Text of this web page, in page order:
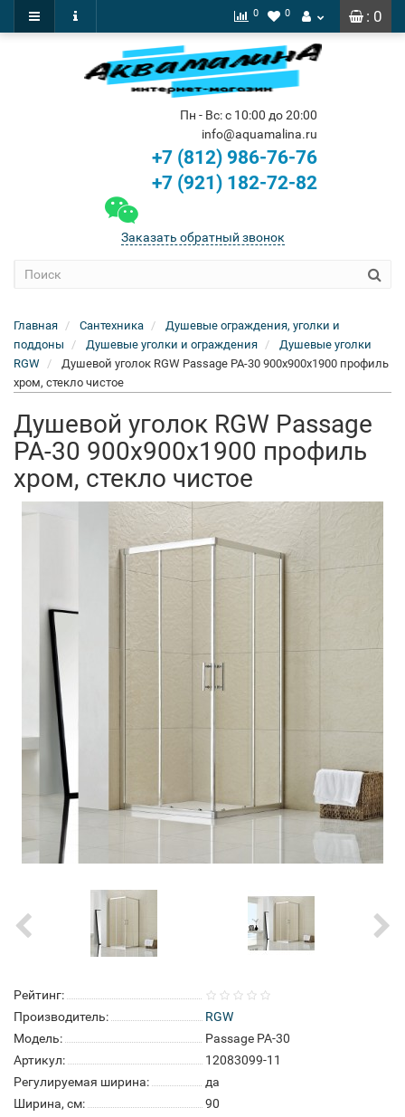
: 0
0 0
Пн - Вс: с 10:00 до 20:00
info@aquamalina.ru
+7 (812) 986-76-76
+7 (921) 182-72-82
Заказать обратный звонок
Главная Сантехника
Душевые ограждения, уголки и
поддоны
Душевые уголки и ограждения
Душевые уголки
RGW
Душевой уголок RGW Passage PA-30 900x900x1900 профиль
хром, стекло чистое
Душевой уголок RGW Passage
PA-30 900x900x1900 профиль
хром, стекло чистое
Рейтинг:
Производитель:
RGW
Модель:
Passage PA-30
Артикул:
12083099-11
Регулируемая ширина:
да
Ширина, см:
90